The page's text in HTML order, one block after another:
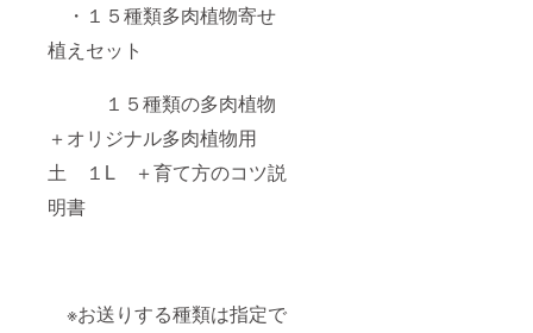
・１５種類多肉植物寄せ
植えセット
１５種類の多肉植物
＋オリジナル多肉植物用
土 １L ＋育て方のコツ説
明書
※お送りする種類は指定で